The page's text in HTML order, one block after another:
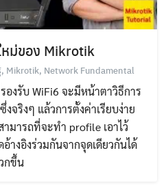
ม่ของ Mikrotik
, Mikrotik, Network Fundamental
งรับ WiFi6 จะมีหน้าตาวิธีการ
จริงๆ แล้วการตั้งค่าเรียบง่าย
มารถที่จะทำ profile เอาไว้
างอิงร่วมกันจากจุดเดียวกันได้
กขึ้น